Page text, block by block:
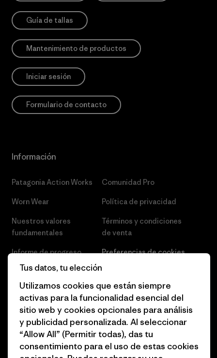
Guía de tallas
Mantenimiento de productos
Iniciar sesión
Formulario de contacto
Información
Patagonia Action Works
Worn Wear
Nuestros valores
fundamentales
Informe de progreso
Business Unusual
Objetivos climáticos
1% for the Planet
Cómo financiamos
Tarjetas regalo
Comunidad Pro
Política de privacidad
Términos y condiciones
de venta
Preferencias de cookies
Empleo
Prensa
Programa para profesionales
del sector
Programa de afiliados
Tus datos, tu elección
Utilizamos cookies que están siempre
activas para la funcionalidad esencial del
sitio web y cookies opcionales para análisis
y publicidad personalizada. Al seleccionar
“Allow All” (Permitir todas), das tu
consentimiento para el uso de estas cookies